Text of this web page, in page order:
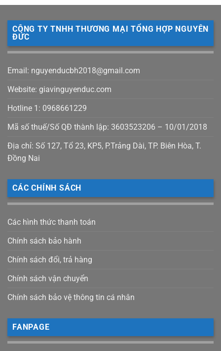
CÔNG TY TNHH THƯƠNG MẠI TỔNG HỢP NGUYÊN
ĐỨC
Email: nguyenducbh2018@gmail.com
Website: giavinguyenduc.com
Hotline 1: 0968661229
Mã số thuế/Số QĐ thành lập: 3603523206 – 10/01/2018
Địa chỉ: Số 127, Tổ 23, KP5, P.Trảng Dài, TP. Biên Hòa, T.
Đồng Nai
CÁC CHÍNH SÁCH
Các hình thức thanh toán
Chính sách bảo hành
Chính sách đổi, trả hàng
Chính sách vận chuyển
Chính sách bảo vệ thông tin cá nhân
FANPAGE